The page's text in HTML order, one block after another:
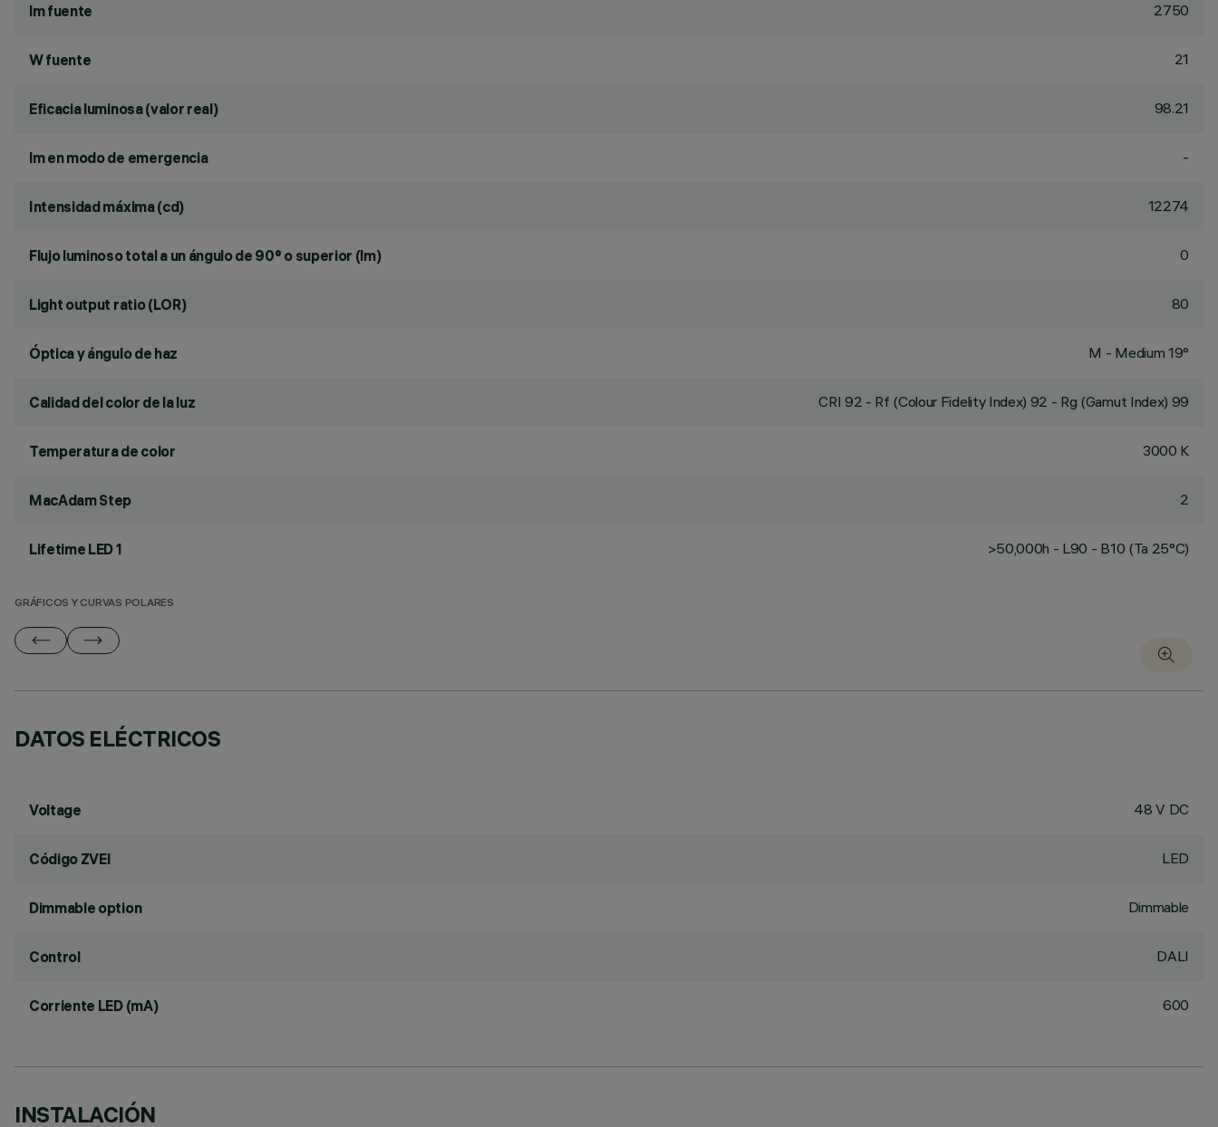
lm fuente 2750
W fuente 21
Eficacia luminosa (valor real) 98.21
lm en modo de emergencia -
Intensidad máxima (cd) 12274
Flujo luminoso total a un ángulo de 90° o superior (lm) 0
Light output ratio (LOR) 80
Óptica y ángulo de haz M - Medium 19°
Calidad del color de la luz CRI 92 - Rf (Colour Fidelity Index) 92 - Rg (Gamut Index) 99
Temperatura de color 3000 K
MacAdam Step 2
Lifetime LED 1 >50,000h - L90 - B10 (Ta 25°C)
GRÁFICOS Y CURVAS POLARES
DATOS ELÉCTRICOS
Voltage 48 V DC
Código ZVEI LED
Dimmable option Dimmable
Control DALI
Corriente LED (mA) 600
INSTALACIÓN